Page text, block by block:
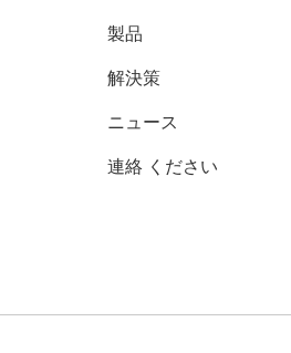
製品
解決策
ニュース
連絡 ください